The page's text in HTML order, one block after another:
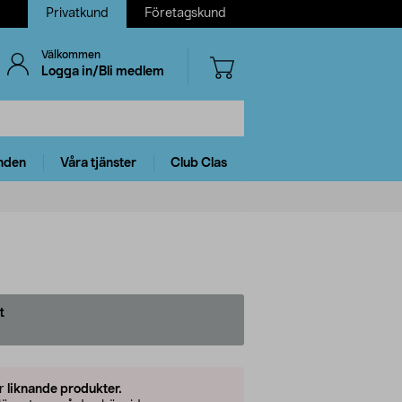
Privatkund Företagskund
Välkommen
Logga in/Bli medlem
Våra tjänster Club Clas
liknande produkter.